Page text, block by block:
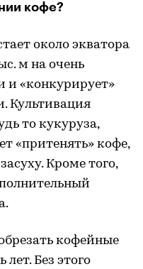
кофе?
около экватора
м на очень
и «конкурирует»
Культивация
то кукуруза,
«притенять» кофе,
Кроме того,
кофейные
Без этого